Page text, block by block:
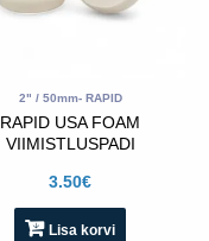
2" / 50mm- RAPID
RAPID USA FOAM
VIIMISTLUSPADI
3.50€
Lisa korvi